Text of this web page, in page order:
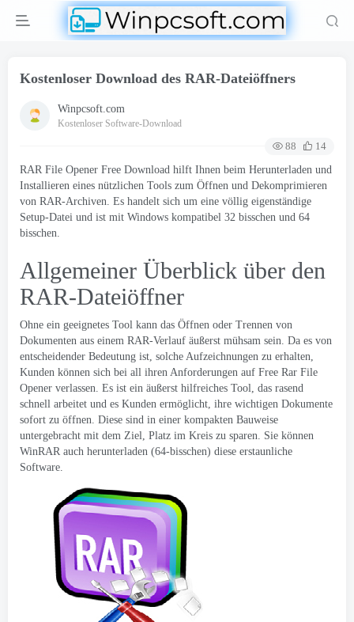
Kostenloser Download des RAR-Dateiöffners
Winpcsoft.com
Kostenloser Software-Download
88
14
RAR File Opener Free Download hilft Ihnen beim Herunterladen und
Installieren eines nützlichen Tools zum Öffnen und Dekomprimieren
von RAR-Archiven. Es handelt sich um eine völlig eigenständige
Setup-Datei und ist mit Windows kompatibel 32 bisschen und 64
bisschen.
Allgemeiner Überblick über den
RAR-Dateiöffner
Ohne ein geeignetes Tool kann das Öffnen oder Trennen von
Dokumenten aus einem RAR-Verlauf äußerst mühsam sein. Da es von
entscheidender Bedeutung ist, solche Aufzeichnungen zu erhalten,
Kunden können sich bei all ihren Anforderungen auf Free Rar File
Opener verlassen. Es ist ein äußerst hilfreiches Tool, das rasend
schnell arbeitet und es Kunden ermöglicht, ihre wichtigen Dokumente
sofort zu öffnen. Diese sind in einer kompakten Bauweise
untergebracht mit dem Ziel, Platz im Kreis zu sparen. Sie können
WinRAR auch herunterladen (64-bisschen) diese erstaunliche
Software.